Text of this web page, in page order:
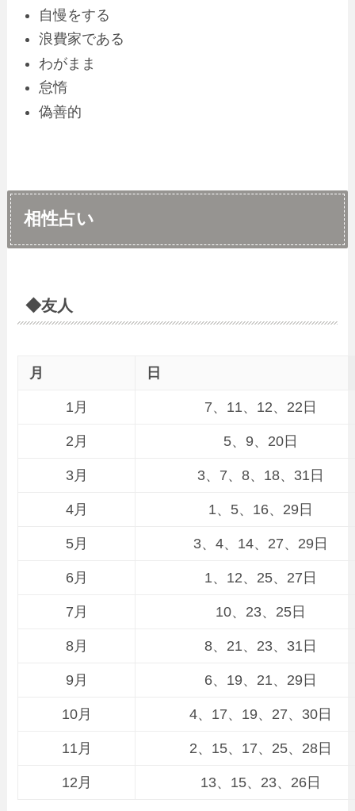
自慢をする
浪費家である
わがまま
怠惰
偽善的
相性占い
◆友人
月 日
1月 7、11、12、22日
2月 5、9、20日
3月 3、7、8、18、31日
4月 1、5、16、29日
5月 3、4、14、27、29日
6月 1、12、25、27日
7月 10、23、25日
8月 8、21、23、31日
9月 6、19、21、29日
10月 4、17、19、27、30日
11月 2、15、17、25、28日
12月 13、15、23、26日